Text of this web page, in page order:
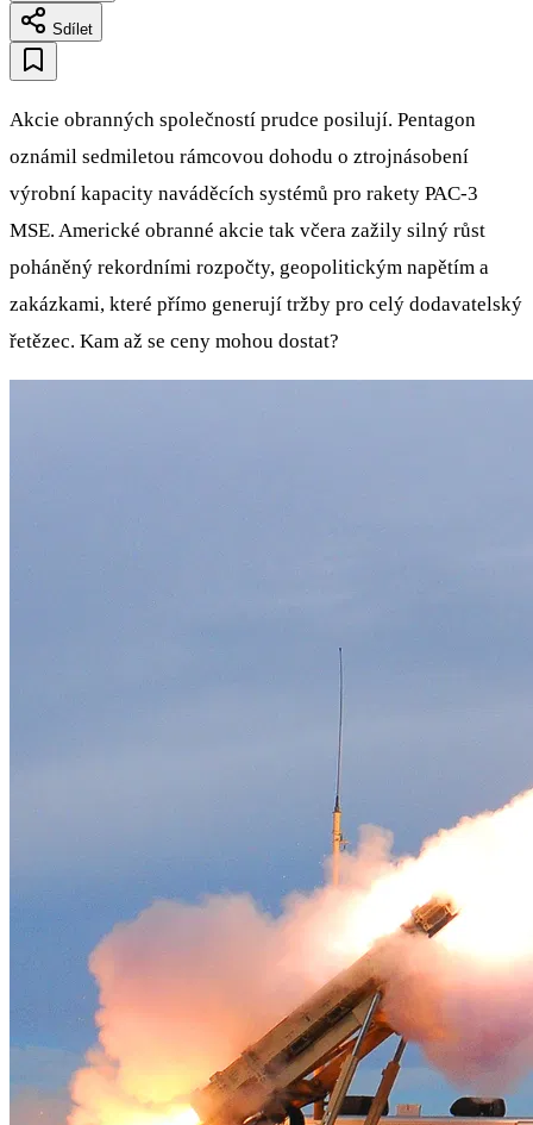
Sdílet
Akcie obranných společností prudce posilují. Pentagon
oznámil sedmiletou rámcovou dohodu o ztrojnásobení
výrobní kapacity naváděcích systémů pro rakety PAC-3
MSE. Americké obranné akcie tak včera zažily silný růst
poháněný rekordními rozpočty, geopolitickým napětím a
zakázkami, které přímo generují tržby pro celý dodavatelský
řetězec. Kam až se ceny mohou dostat?